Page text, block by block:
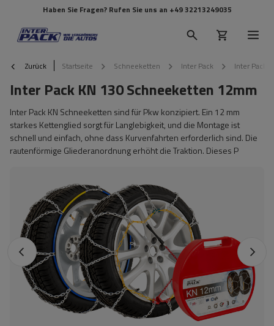
Haben Sie Fragen? Rufen Sie uns an +49 32213249035
Zurück Startseite Schneeketten Inter Pack Inter Pack
Inter Pack KN 130 Schneeketten 12mm
Inter Pack KN Schneeketten sind für Pkw konzipiert. Ein 12 mm
starkes Kettenglied sorgt für Langlebigkeit, und die Montage ist
schnell und einfach, ohne dass Kurvenfahrten erforderlich sind. Die
rautenförmige Gliederanordnung erhöht die Traktion. Dieses P